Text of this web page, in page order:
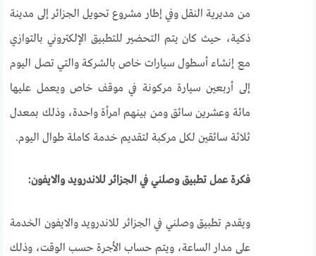
من مديرية النقل وفي إطار مشروع تحويل الجزائر إلى مدينة
ذكية، حيث كان يتم التحضير للتطبيق الإلكتروني بالتوازي
مع إنشاء أسطول سيارات خاص بالشركة والتي تصل اليوم
إلى أربعين سيارة مركونة في موقف خاص ويعمل عليها
مائة وعشرين سائق ومن بينهم امرأة واحدة، وذلك بمعدل
ثلاثة سائقين لكل مركبة لتقديم خدمة كاملة طوال اليوم.
فكرة عمل تطبيق وصلني في الجزائر للاندرويد والايفون:
ويقدم تطبيق وصلني في الجزائر للاندرويد والايفون الخدمة
على مدار الساعة، ويتم حساب الأجرة حسب الوقت، وذلك